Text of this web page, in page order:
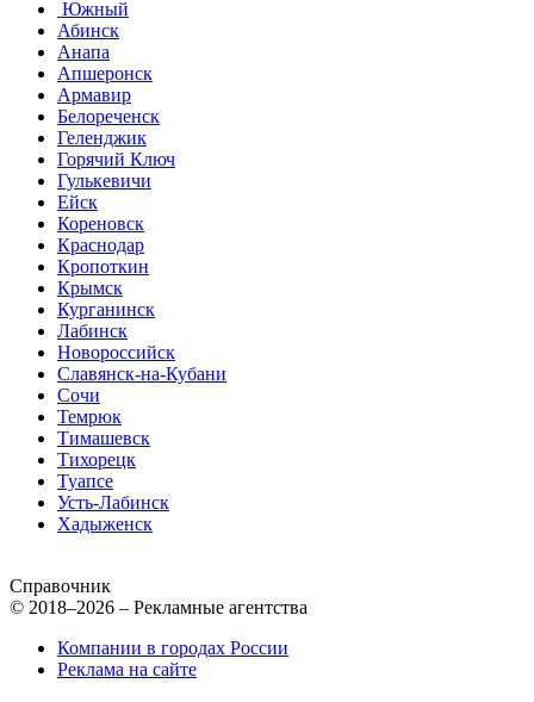
Южный
Абинск
Анапа
Апшеронск
Армавир
Белореченск
Геленджик
Горячий Ключ
Гулькевичи
Ейск
Кореновск
Краснодар
Кропоткин
Крымск
Курганинск
Лабинск
Новороссийск
Славянск-на-Кубани
Сочи
Темрюк
Тимашевск
Тихорецк
Туапсе
Усть-Лабинск
Хадыженск
Справочник
© 2018–2026 – Рекламные агентства
Компании в городах России
Реклама на сайте